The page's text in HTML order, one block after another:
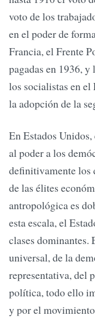
voto de los
en el poder de
Francia, el Frente
pagadas en 1936,
los socialistas en
la adopción de la
En Estados
al poder a los
definitivamente los
de las élites
antropológica es
esta escala, el
clases dominantes.
universal, de la
representativa, del
política, todo ello
y por el